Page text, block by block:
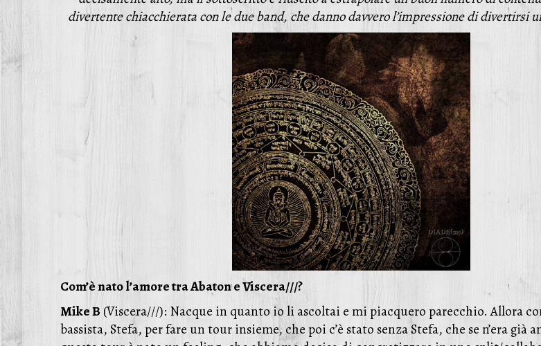
divertente chiacchierata con le due band, che danno davvero l’impressione di divertirsi
Com’è nato l’amore tra Abaton e Viscera///?
Mike B (Viscera///): Nacque in quanto io li ascoltai e mi piacquero parecchio. Allora
bassista, Stefa, per fare un tour insieme, che poi c’è stato senza Stefa, che se n’era già